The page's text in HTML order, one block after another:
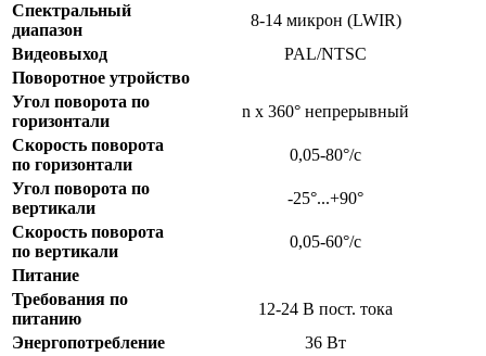
Спектральный
диапазон
8-14 микрон (LWIR)
Видеовыход
PAL/NTSC
Поворотное утройство
Угол поворота по
горизонтали
n x 360° непрерывный
Скорость поворота
по горизонтали
0,05-80°/с
Угол поворота по
вертикали
-25°...+90°
Скорость поворота
по вертикали
0,05-60°/с
Питание
Требования по
питанию
12-24 В пост. тока
Энергопотребление
36 Вт